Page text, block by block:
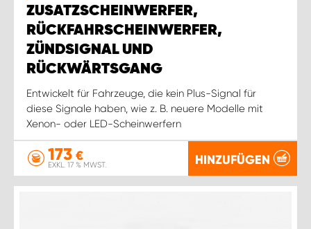
ZUSATZSCHEINWERFER,
RÜCKFAHRSCHEINWERFER,
ZÜNDSIGNAL UND
RÜCKWÄRTSGANG
Entwickelt für Fahrzeuge, die kein Plus-Signal für
diese Signale haben, wie z. B. neuere Modelle mit
Xenon- oder LED-Scheinwerfern
173 €
EXKL. 17 % MWST. HINZUFÜGEN